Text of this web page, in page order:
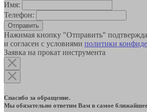
Имя:
Телефон:
Отправить
Нажимая кнопку "Отправить"
и согласен с условиями политики
Заявка на прокат инструмента
Спасибо за обращение.
Мы обязательно ответим Вам в самое